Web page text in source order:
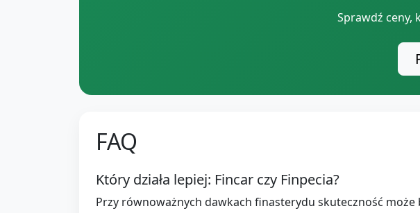
Sprawdź ceny,
FAQ
Który działa lepiej: Fincar czy Finpecia?
Przy równoważnych dawkach finasterydu skuteczność